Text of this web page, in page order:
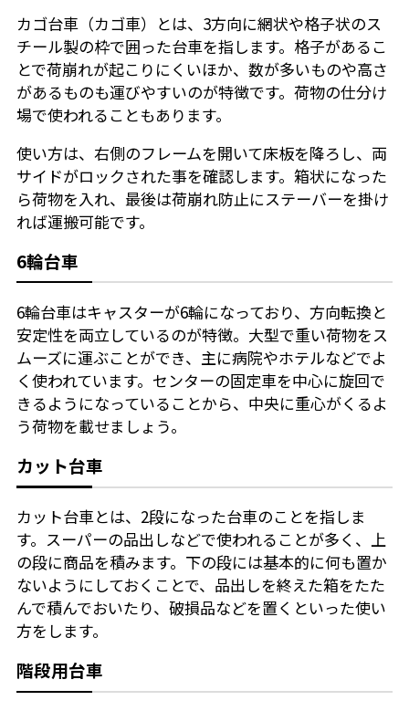
カゴ台車（カゴ車）とは、3方向に網状や格子状のス
チール製の枠で囲った台車を指します。格子があるこ
とで荷崩れが起こりにくいほか、数が多いものや高さ
があるものも運びやすいのが特徴です。荷物の仕分け
場で使われることもあります。
使い方は、右側のフレームを開いて床板を降ろし、両
サイドがロックされた事を確認します。箱状になった
ら荷物を入れ、最後は荷崩れ防止にステーバーを掛け
れば運搬可能です。
6輪台車
6輪台車はキャスターが6輪になっており、方向転換と
安定性を両立しているのが特徴。大型で重い荷物をス
ムーズに運ぶことができ、主に病院やホテルなどでよ
く使われています。センターの固定車を中心に旋回で
きるようになっていることから、中央に重心がくるよ
う荷物を載せましょう。
カット台車
カット台車とは、2段になった台車のことを指しま
す。スーパーの品出しなどで使われることが多く、上
の段に商品を積みます。下の段には基本的に何も置か
ないようにしておくことで、品出しを終えた箱をたた
んで積んでおいたり、破損品などを置くといった使い
方をします。
階段用台車